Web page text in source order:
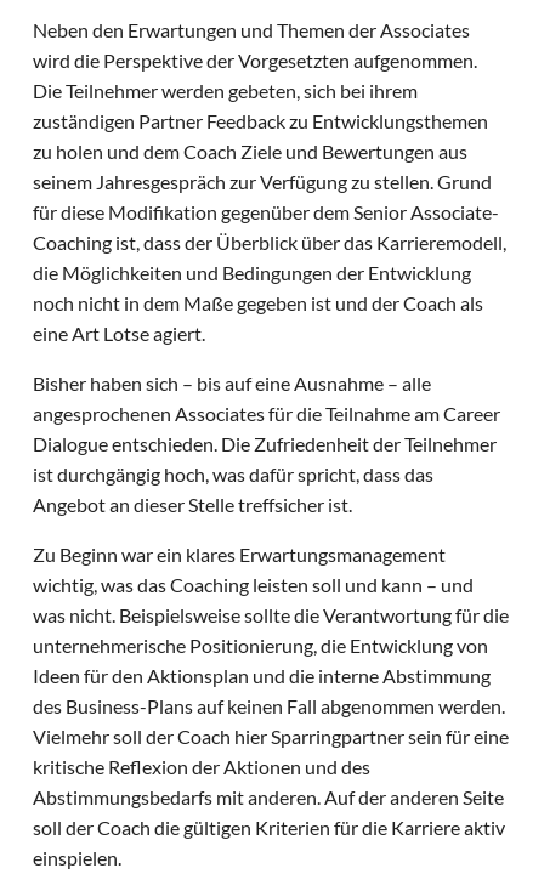
Neben den Erwartungen und Themen der Associates
wird die Perspektive der Vorgesetzten aufgenommen.
Die Teilnehmer werden gebeten, sich bei ihrem
zuständigen Partner Feedback zu Entwicklungsthemen
zu holen und dem Coach Ziele und Bewertungen aus
seinem Jahresgespräch zur Verfügung zu stellen. Grund
für diese Modifikation gegenüber dem Senior Associate-
Coaching ist, dass der Überblick über das Karrieremodell,
die Möglichkeiten und Bedingungen der Entwicklung
noch nicht in dem Maße gegeben ist und der Coach als
eine Art Lotse agiert.
Bisher haben sich – bis auf eine Ausnahme – alle
angesprochenen Associates für die Teilnahme am Career
Dialogue entschieden. Die Zufriedenheit der Teilnehmer
ist durchgängig hoch, was dafür spricht, dass das
Angebot an dieser Stelle treffsicher ist.
Zu Beginn war ein klares Erwartungsmanagement
wichtig, was das Coaching leisten soll und kann – und
was nicht. Beispielsweise sollte die Verantwortung für die
unternehmerische Positionierung, die Entwicklung von
Ideen für den Aktionsplan und die interne Abstimmung
des Business-Plans auf keinen Fall abgenommen werden.
Vielmehr soll der Coach hier Sparringpartner sein für eine
kritische Reflexion der Aktionen und des
Abstimmungsbedarfs mit anderen. Auf der anderen Seite
soll der Coach die gültigen Kriterien für die Karriere aktiv
einspielen.